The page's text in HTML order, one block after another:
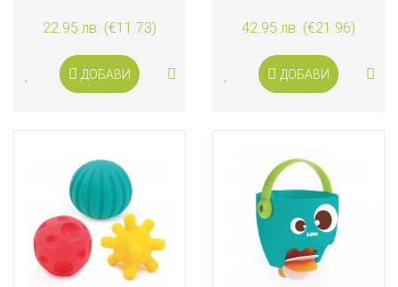
22.95 лв. (€11.73)
ДОБАВИ
42.95 лв. (€21.96)
ДОБАВИ